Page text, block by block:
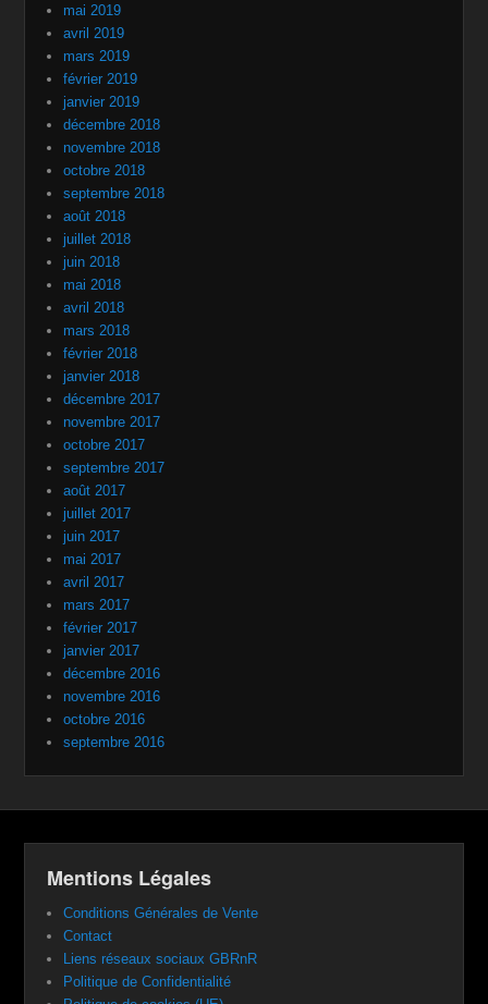
mai 2019
avril 2019
mars 2019
février 2019
janvier 2019
décembre 2018
novembre 2018
octobre 2018
septembre 2018
août 2018
juillet 2018
juin 2018
mai 2018
avril 2018
mars 2018
février 2018
janvier 2018
décembre 2017
novembre 2017
octobre 2017
septembre 2017
août 2017
juillet 2017
juin 2017
mai 2017
avril 2017
mars 2017
février 2017
janvier 2017
décembre 2016
novembre 2016
octobre 2016
septembre 2016
Mentions Légales
Conditions Générales de Vente
Contact
Liens réseaux sociaux GBRnR
Politique de Confidentialité